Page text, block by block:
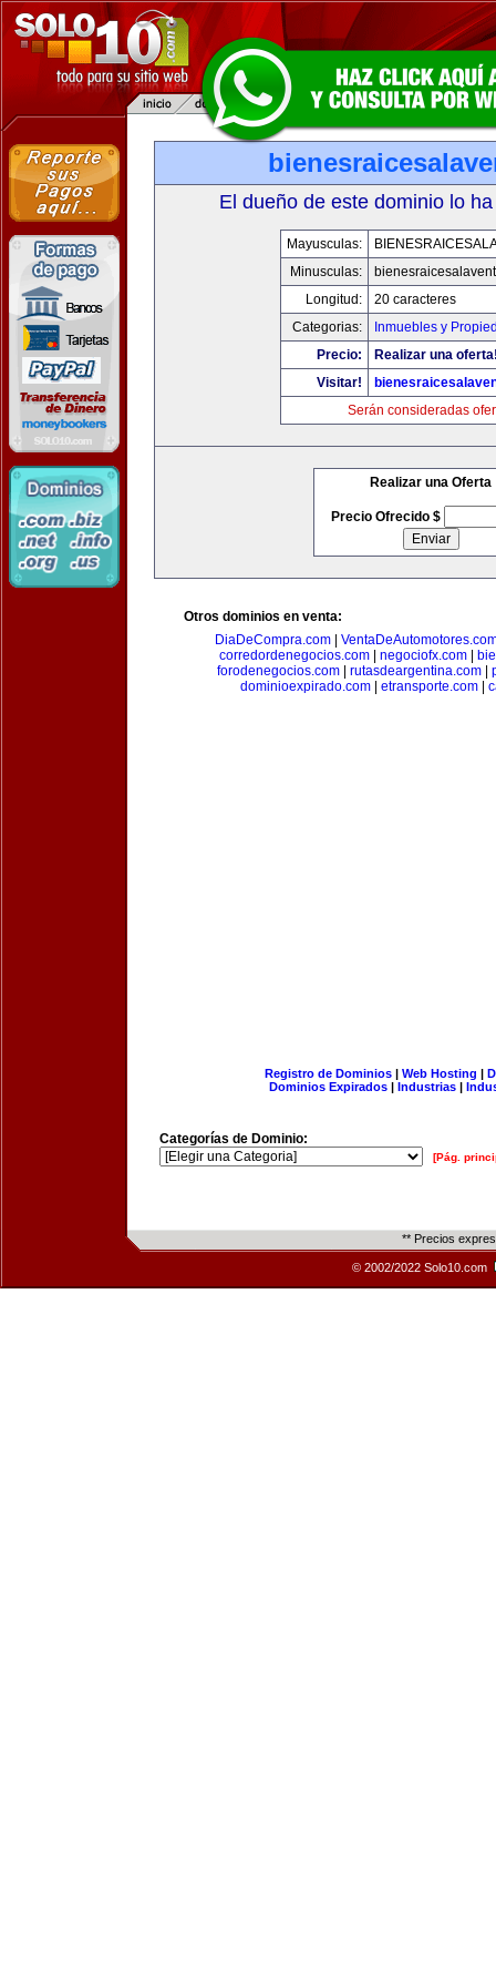
El dueño de este dominio lo
Mayusculas:
Minusculas:
Longitud:
20 caracteres
Categorias:
Inmuebles y
Precio:
Realizar una
Visitar!
Serán consideradas
Realizar una Oferta
Precio Ofrecido $
Otros dominios en venta:
DiaDeCompra.com|
corredordenegocios.com
negociofx.com
forodenegocios.com| rutasdeargentina.com|
dominioexpirado.com| etransporte.com|
Registro de Dominios| Web Hosting |
Dominios Expirados | Industrias |
Categorías de Dominio:
[Pág.
** Precios
© 2002/2022 Solo10.com